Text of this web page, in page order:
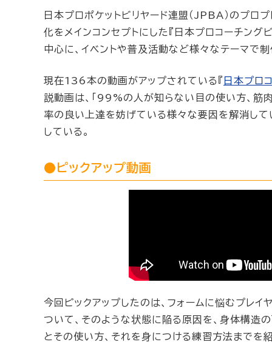
日本プロポケットビリヤード連盟（JPBA）のプロ
化をメインコンセプトにした『日本プロコーチン
中心に、イベントや普及活動など様々なテーマで
現在136本の動画がアップされている『 日本プロ
説動画は、「99%の人が知らない目の使い方、筋
率の良い上達を妨げている様々な要因を解消して
している。
●ピックアップ動画
今回ピックアップしたのは、フォームに悩むプレ
ついて、そのような状態に陥る原因を、身体構造
とその使い方、それを身につける練習方法までを